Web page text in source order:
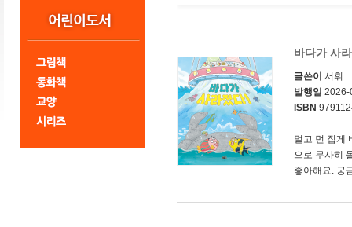
바다가 사
글쓴이 서휘
발행일
ISBN
멀고 먼 집게
으로 무사히
좋아해요. 궁